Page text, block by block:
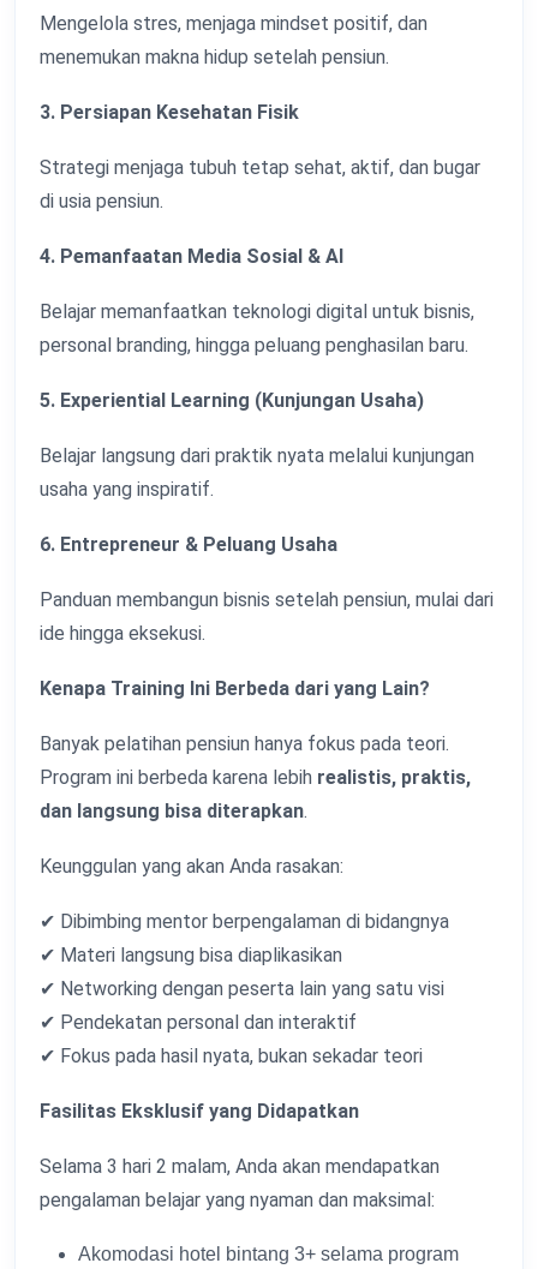
Mengelola stres, menjaga mindset positif, dan
menemukan makna hidup setelah pensiun.
3. Persiapan Kesehatan Fisik
Strategi menjaga tubuh tetap sehat, aktif, dan bugar
di usia pensiun.
4. Pemanfaatan Media Sosial & AI
Belajar memanfaatkan teknologi digital untuk bisnis,
personal branding, hingga peluang penghasilan baru.
5. Experiential Learning (Kunjungan Usaha)
Belajar langsung dari praktik nyata melalui kunjungan
usaha yang inspiratif.
6. Entrepreneur & Peluang Usaha
Panduan membangun bisnis setelah pensiun, mulai dari
ide hingga eksekusi.
Kenapa Training Ini Berbeda dari yang Lain?
Banyak pelatihan pensiun hanya fokus pada teori.
Program ini berbeda karena lebih realistis, praktis,
dan langsung bisa diterapkan.
Keunggulan yang akan Anda rasakan:
✔ Dibimbing mentor berpengalaman di bidangnya
✔ Materi langsung bisa diaplikasikan
✔ Networking dengan peserta lain yang satu visi
✔ Pendekatan personal dan interaktif
✔ Fokus pada hasil nyata, bukan sekadar teori
Fasilitas Eksklusif yang Didapatkan
Selama 3 hari 2 malam, Anda akan mendapatkan
pengalaman belajar yang nyaman dan maksimal:
Akomodasi hotel bintang 3+ selama program